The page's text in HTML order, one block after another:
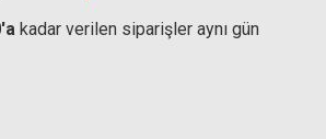
kadar verilen siparişler aynı gün